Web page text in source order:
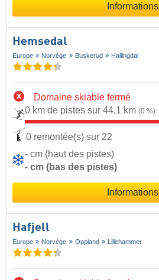
Informations
Hemsedal
Europe Norvège Buskerud Hallingdal
Domaine skiable fermé
0 km de pistes sur 44,1 km (0 %)
0 remontée(s) sur 22
- cm (haut des pistes)
- cm (bas des pistes)
Informations
Hafjell
Europe Norvège Oppland Lillehammer